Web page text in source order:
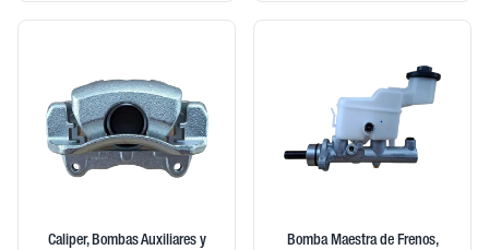
Caliper, Bombas Auxiliares y
Bomba Maestra de Frenos,